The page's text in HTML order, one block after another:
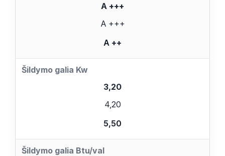
A +++
A +++
A ++
Šildymo galia Kw
3,20
4,20
5,50
Šildymo galia Btu/val